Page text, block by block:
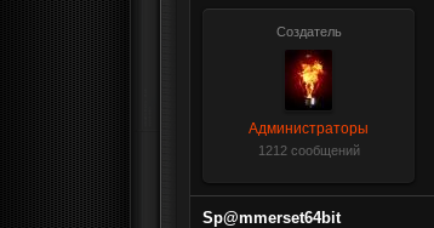
Создатель
Администраторы
1212 сообщений
Sp@mmerset64bit